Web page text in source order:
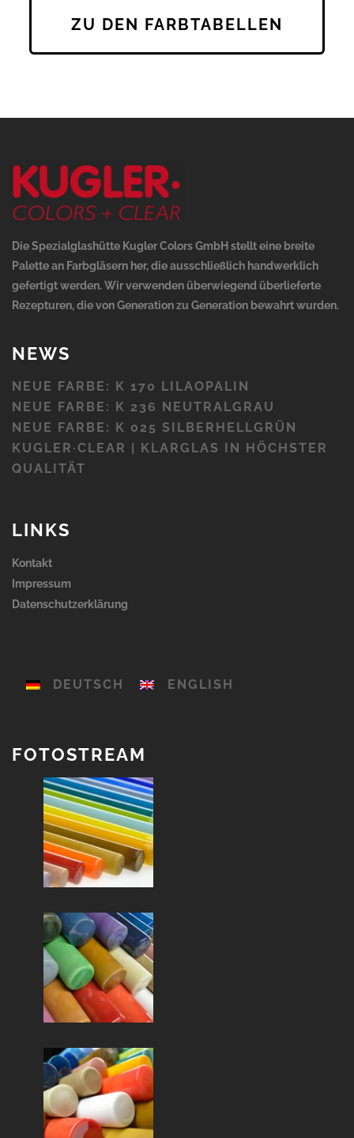
ZU DEN FARBTABELLEN
Die Spezialglashütte Kugler Colors GmbH stellt eine breite
Palette an Farbgläsern her, die ausschließlich handwerklich
gefertigt werden. Wir verwenden überwiegend überlieferte
Rezepturen, die von Generation zu Generation bewahrt wurden.
NEWS
NEUE FARBE: K 170 LILAOPALIN
NEUE FARBE: K 236 NEUTRALGRAU
NEUE FARBE: K 025 SILBERHELLGRÜN
KUGLER·CLEAR | KLARGLAS IN HÖCHSTER
QUALITÄT
LINKS
Kontakt
Impressum
Datenschutzerklärung
DEUTSCH ENGLISH
FOTOSTREAM